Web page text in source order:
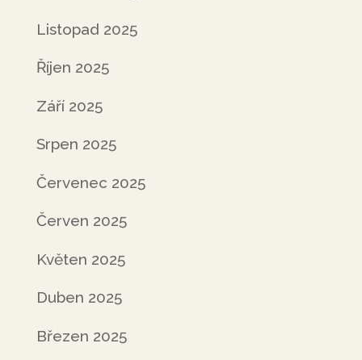
Listopad 2025
Říjen 2025
Září 2025
Srpen 2025
Červenec 2025
Červen 2025
Květen 2025
Duben 2025
Březen 2025